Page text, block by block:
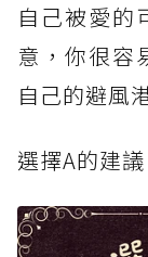
自己被愛的
意，你很容
自己的避風
選擇A的建議